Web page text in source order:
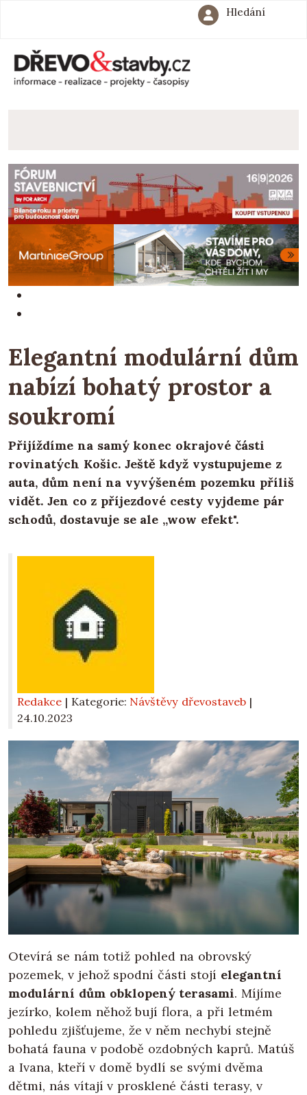
Hledání
Elegantní modulární dům
nabízí bohatý prostor a
soukromí
Přijíždíme na samý konec okrajové části
rovinatých Košic. Ještě když vystupujeme z
auta, dům není na vyvýšeném pozemku příliš
vidět. Jen co z příjezdové cesty vyjdeme pár
schodů, dostavuje se ale „wow efekt".
Redakce | Kategorie: Návštěvy dřevostaveb |
24.10.2023
Otevírá se nám totiž pohled na obrovský
pozemek, v jehož spodní části stojí elegantní
modulární dům obklopený terasami. Míjíme
jezírko, kolem něhož bují flora, a při letmém
pohledu zjišťujeme, že v něm nechybí stejně
bohatá fauna v podobě ozdobných kaprů. Matúš
a Ivana, kteří v domě bydlí se svými dvěma
dětmi, nás vítají v prosklené části terasy, v